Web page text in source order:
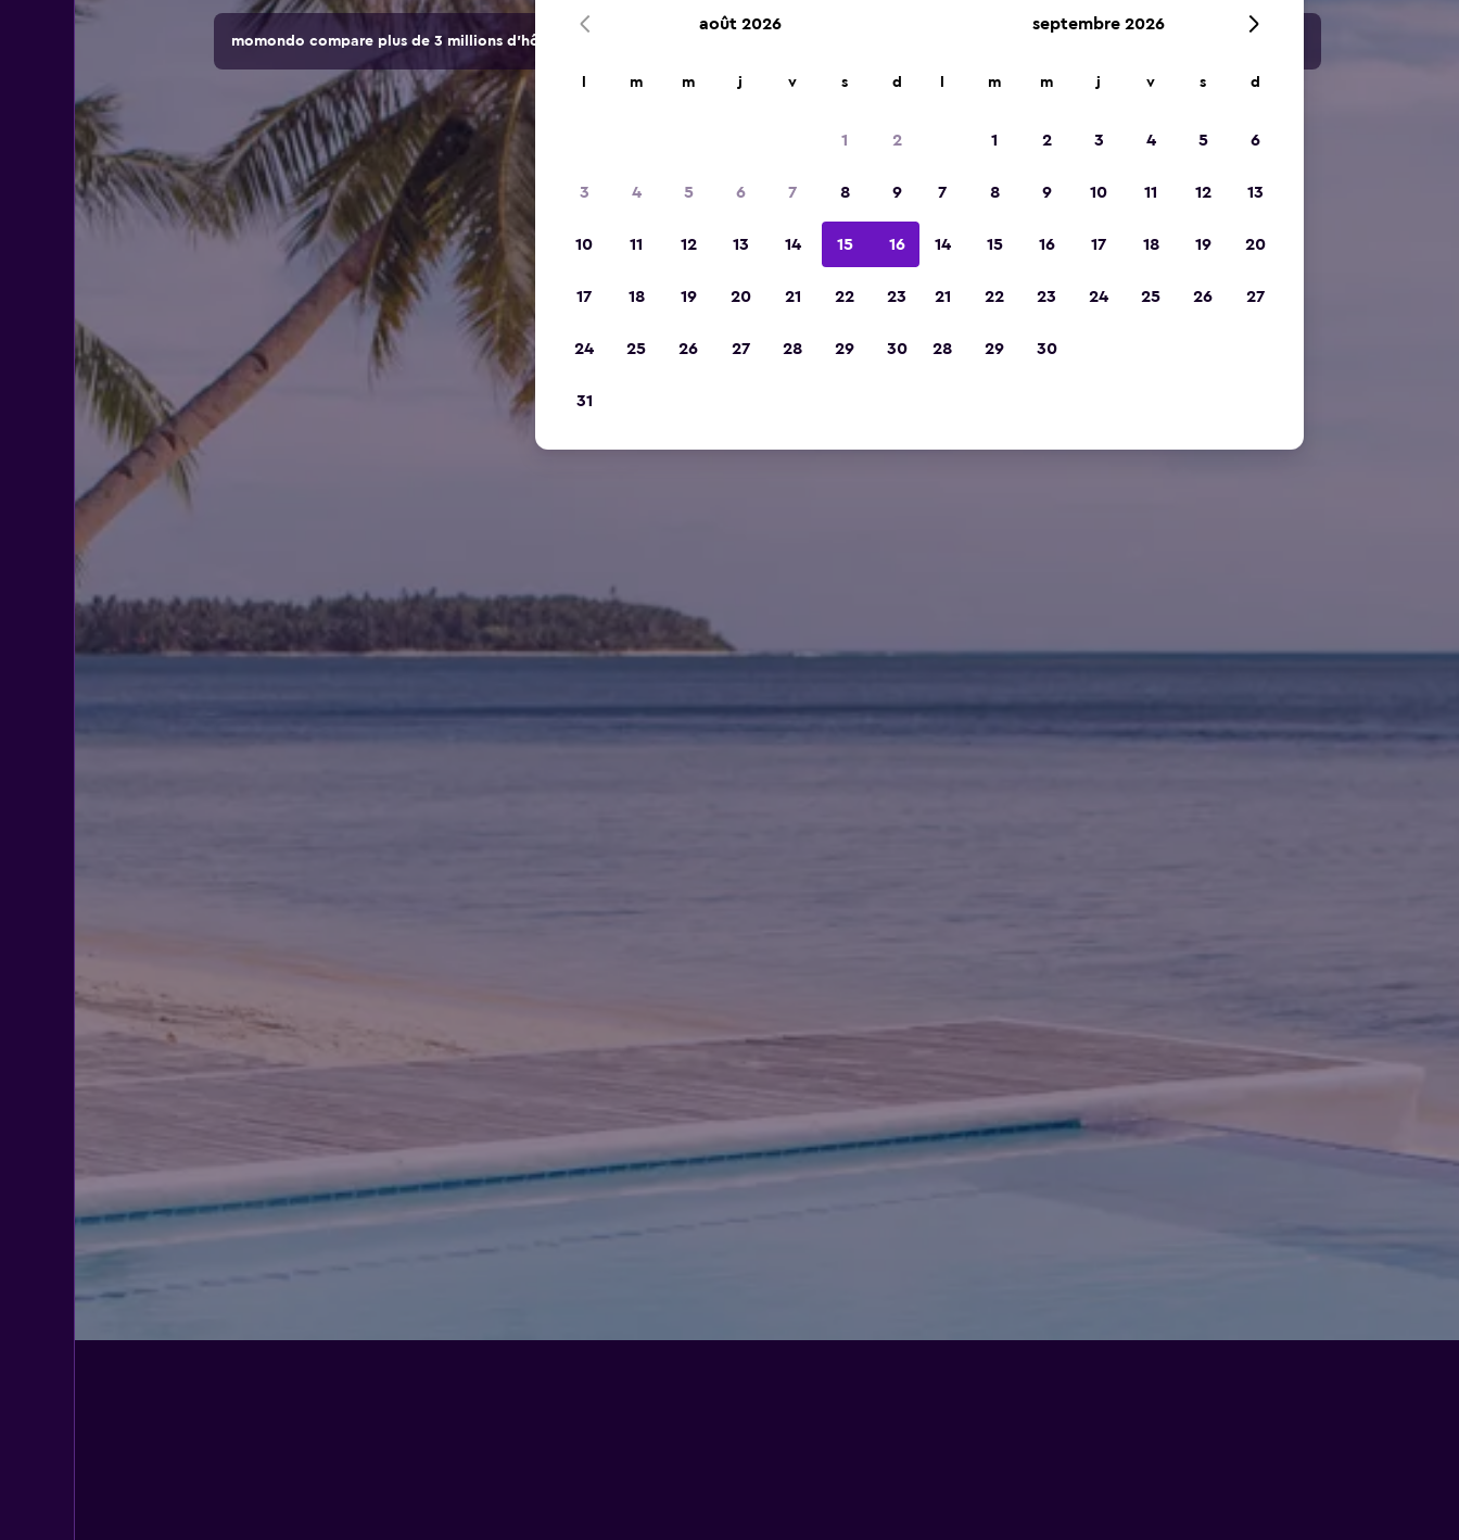
momondo compare plus de 3 millions d'hôtels et d'hébergements.
août 2026
m m j v s d
1 2
3 4 5 6 7 8 9
10 11 12 13 14 15 16
17 18 19 20 21 22 23
24 25 26 27 28 29 30
31
septembre 2026
m m j v s d
1 2 3 4 5 6
7 8 9 10 11 12 13
14 15 16 17 18 19 20
21 22 23 24 25 26 27
28 29 30